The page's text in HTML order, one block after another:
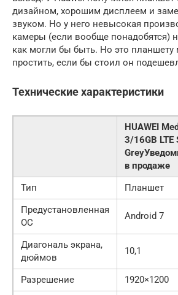
дизайном, хорошим дисплеем и
звуком. Но у него невысокая
камеры (если вообще понадобятся)
как могли бы быть. Но это
простить, если бы стоил он
Технические характеристики
HUAWEI
3/16GB LTE
в продаже
Тип
Планшет
Предустановленная
ОС
Android 7
Диагональ экрана,
дюймов
10,1
Разрешение
1920×1200